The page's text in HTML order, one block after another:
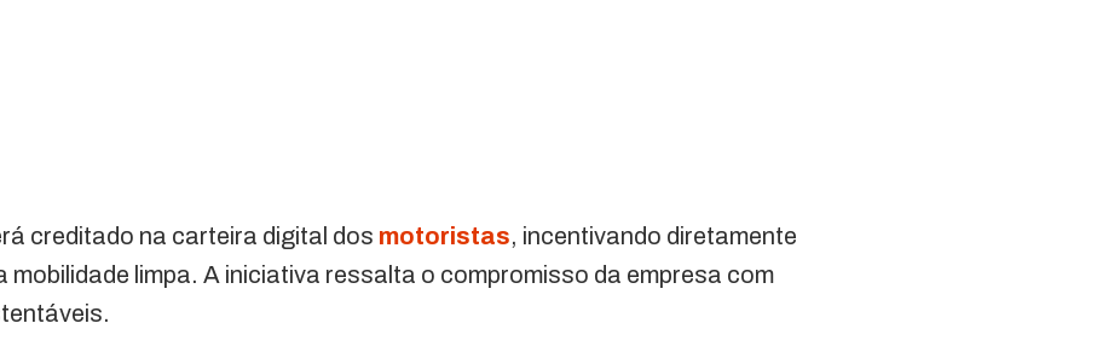
creditado na carteira digital dos motoristas, incentivando diretamente
mobilidade limpa. A iniciativa ressalta o compromisso da empresa com